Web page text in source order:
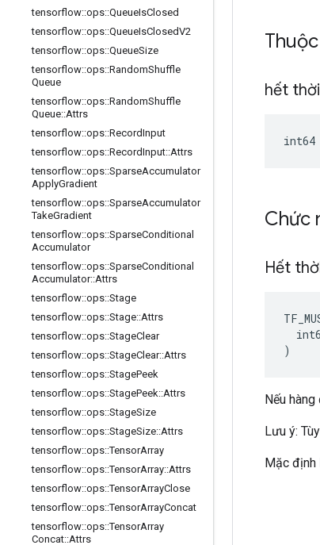
tensorflow::ops::QueueIsClosed
tensorflow::ops::QueueIsClosedV2
tensorflow::ops::QueueSize
tensorflow::ops::RandomShuffle
Queue
tensorflow::ops::RandomShuffle
Queue::Attrs
tensorflow::ops::RecordInput
tensorflow::ops::RecordInput::Attrs
tensorflow::ops::SparseAccumulator
ApplyGradient
tensorflow::ops::SparseAccumulator
TakeGradient
tensorflow::ops::SparseConditional
Accumulator
tensorflow::ops::SparseConditional
Accumulator::Attrs
tensorflow::ops::Stage
tensorflow::ops::Stage::Attrs
tensorflow::ops::StageClear
tensorflow::ops::StageClear::Attrs
tensorflow::ops::StagePeek
tensorflow::ops::StagePeek::Attrs
tensorflow::ops::StageSize
tensorflow::ops::StageSize::Attrs
tensorflow::ops::TensorArray
tensorflow::ops::TensorArray::Attrs
tensorflow::ops::TensorArrayClose
tensorflow::ops::TensorArrayConcat
tensorflow::ops::TensorArray
Concat::Attrs
hết
int64
Chức
Hết
)
Nếu
Lưu ý:
Mặc định